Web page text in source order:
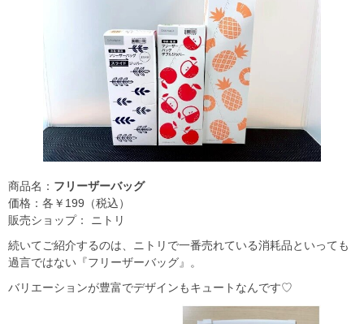
商品名： フリーザーバッグ
価格：各￥199（税込）
販売ショップ： ニトリ
続いてご紹介するのは、ニトリで一番売れている消耗品といっても
過言ではない『フリーザーバッグ』。
バリエーションが豊富でデザインもキュートなんです♡